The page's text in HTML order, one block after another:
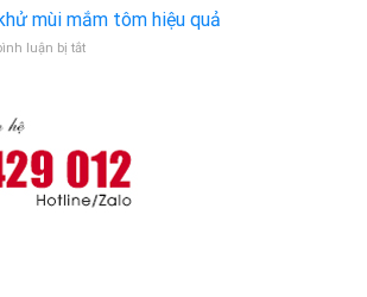
Bến
vụ
vệ
sinh
mùi mắm tôm hiệu quả
luận bị tắtở
mắm
tôm
hiệu
quả